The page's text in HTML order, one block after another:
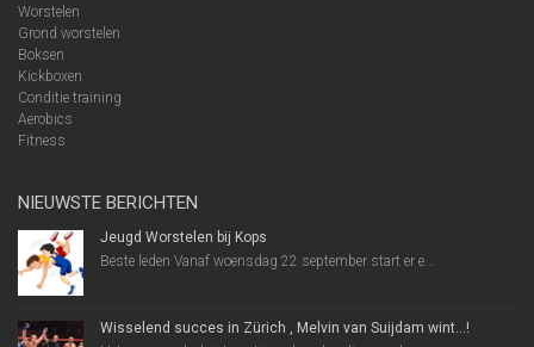
Worstelen
Grond worstelen
Boksen
Kickboxen
Conditie training
Aerobics
Fitness
NIEUWSTE BERICHTEN
Jeugd Worstelen bij Kops
Beste leden Vanaf woensdag 22 september start er e...
Wisselend succes in Zürich , Melvin van Suijdam wint…!